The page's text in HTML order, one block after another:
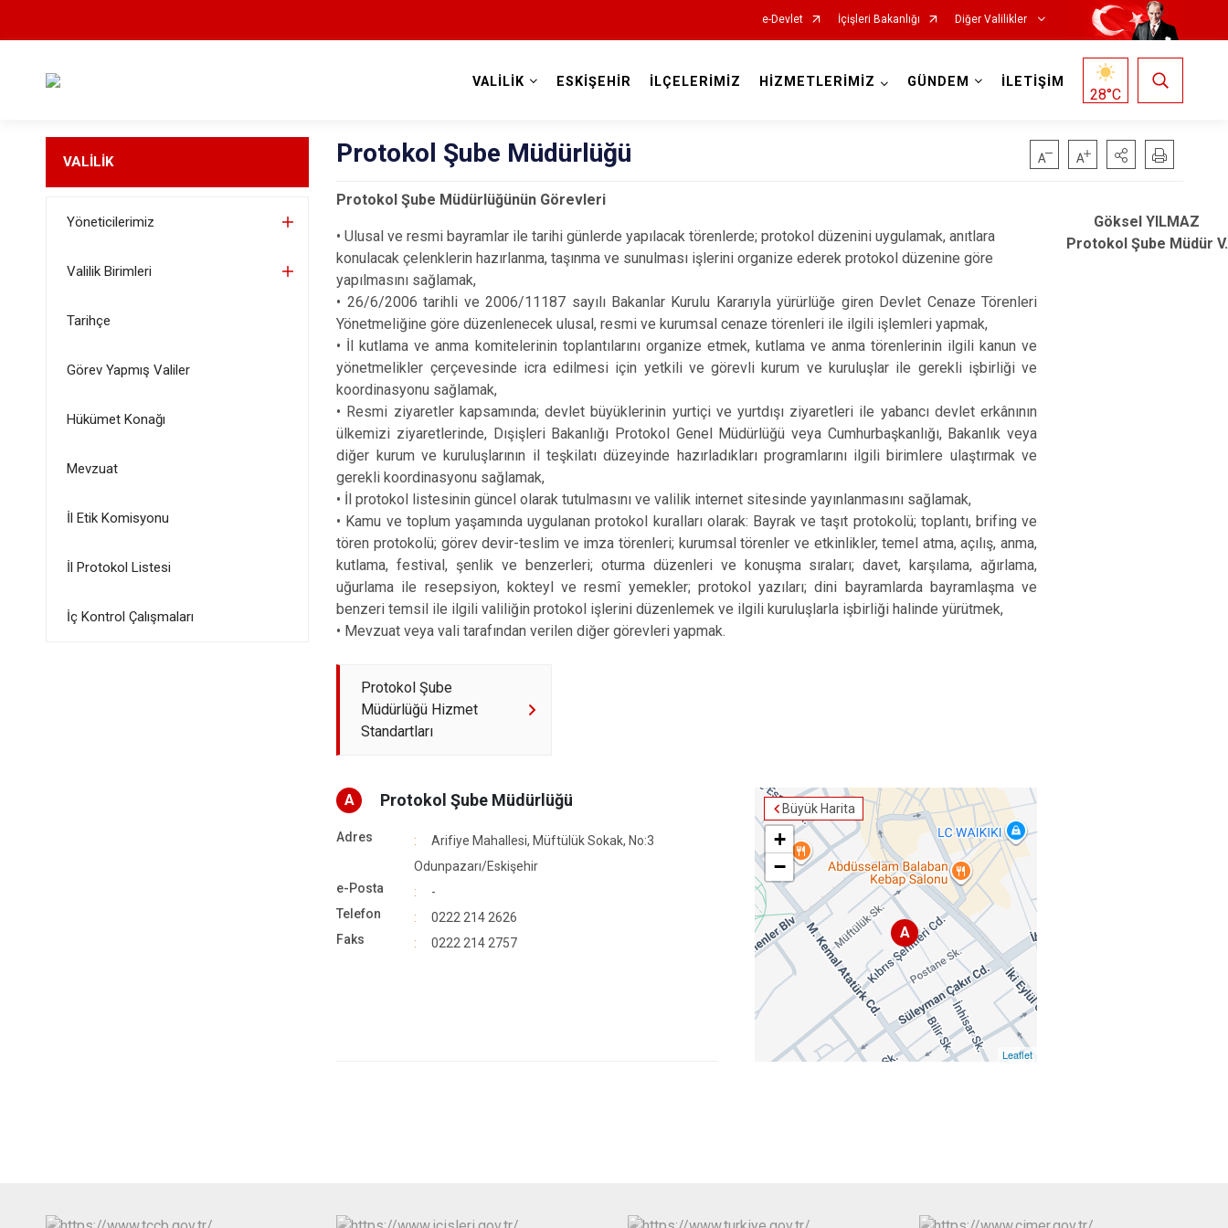
e-Devlet İçişleri Bakanlığı Diğer Valilikler
VALİLİK ESKİŞEHİR İLÇELERİMİZ HİZMETLERİMİZ GÜNDEM İLETİŞİM
28°C
VALİLİK
Yöneticilerimiz
Valilik Birimleri
Tarihçe
Görev Yapmış Valiler
Hükümet Konağı
Mevzuat
İl Etik Komisyonu
İl Protokol Listesi
İç Kontrol Çalışmaları
Protokol Şube Müdürlüğü
Protokol Şube Müdürlüğünün Görevleri
• Ulusal ve resmi bayramlar ile tarihi günlerde yapılacak törenlerde; protokol düzenini uygulamak, anıtlara
konulacak çelenklerin hazırlanma, taşınma ve sunulması işlerini organize ederek protokol düzenine göre
yapılmasını sağlamak,
• 26/6/2006 tarihli ve 2006/11187 sayılı Bakanlar Kurulu Kararıyla yürürlüğe giren Devlet Cenaze Törenleri
Yönetmeliğine göre düzenlenecek ulusal, resmi ve kurumsal cenaze törenleri ile ilgili işlemleri yapmak,
• İl kutlama ve anma komitelerinin toplantılarını organize etmek, kutlama ve anma törenlerinin ilgili kanun ve
yönetmelikler çerçevesinde icra edilmesi için yetkili ve görevli kurum ve kuruluşlar ile gerekli işbirliği ve
koordinasyonu sağlamak,
• Resmi ziyaretler kapsamında; devlet büyüklerinin yurtiçi ve yurtdışı ziyaretleri ile yabancı devlet erkânının
ülkemizi ziyaretlerinde, Dışişleri Bakanlığı Protokol Genel Müdürlüğü veya Cumhurbaşkanlığı, Bakanlık veya
diğer kurum ve kuruluşlarının il teşkilatı düzeyinde hazırladıkları programlarını ilgili birimlere ulaştırmak ve
gerekli koordinasyonu sağlamak,
• İl protokol listesinin güncel olarak tutulmasını ve valilik internet sitesinde yayınlanmasını sağlamak,
• Kamu ve toplum yaşamında uygulanan protokol kuralları olarak: Bayrak ve taşıt protokolü; toplantı, brifing ve
tören protokolü; görev devir-teslim ve imza törenleri; kurumsal törenler ve etkinlikler, temel atma, açılış, anma,
kutlama, festival, şenlik ve benzerleri; oturma düzenleri ve konuşma sıraları; davet, karşılama, ağırlama,
uğurlama ile resepsiyon, kokteyl ve resmî yemekler; protokol yazıları; dini bayramlarda bayramlaşma ve
benzeri temsil ile ilgili valiliğin protokol işlerini düzenlemek ve ilgili kuruluşlarla işbirliği halinde yürütmek,
• Mevzuat veya vali tarafından verilen diğer görevleri yapmak.
Protokol Şube
Müdürlüğü Hizmet
Standartları
Büyük Harita
A
+
−
Leaflet
A Protokol Şube Müdürlüğü
Adres
Arifiye Mahallesi, Müftülük Sokak, No:3
Odunpazarı/Eskişehir
e-Posta
-
Telefon
0222 214 2626
Faks
0222 214 2757
Göksel YILMAZ
Protokol Şube Müdür V.